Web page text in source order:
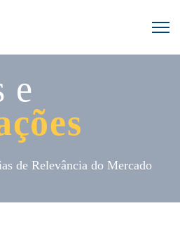
e
de Relevância do Mercado